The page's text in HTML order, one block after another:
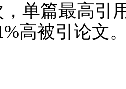
，单篇最高引
高被引论文